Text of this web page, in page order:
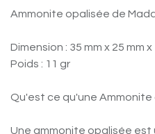
Ammonite opalisée de
Dimension : 35 mm x 25 mm x
Poids : 11 gr
Qu'est ce qu'une Ammonite
Une ammonite opalisée est